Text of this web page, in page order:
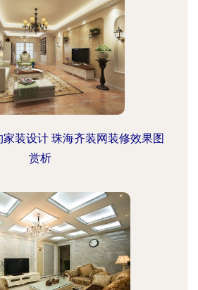
装设计 珠海齐装网装修效果图
赏析